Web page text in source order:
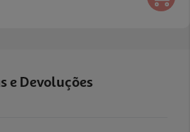
e Devoluções